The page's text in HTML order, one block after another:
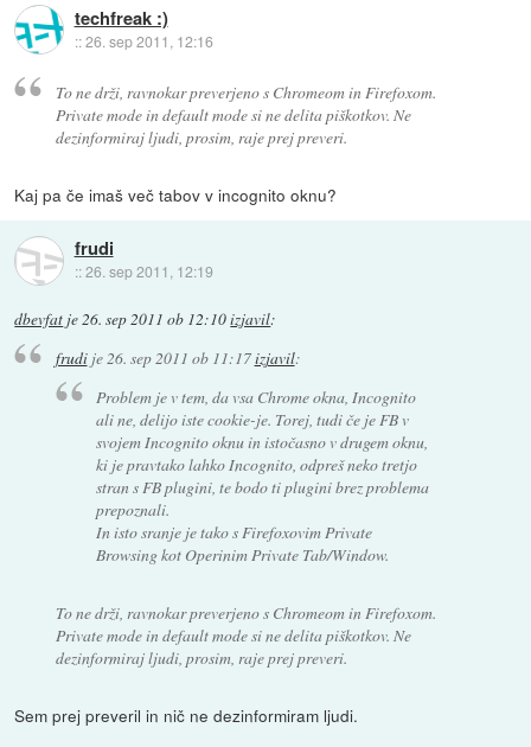
techfreak :)
::26. sep 2011, 12:16
To ne drži, ravnokar preverjeno s Chromeom in Firefoxom.
Private mode in default mode si ne delita piškotkov. Ne
dezinformiraj ljudi, prosim, raje prej preveri.
Kaj pa če imaš več tabov v incognito oknu?
frudi
::26. sep 2011, 12:19
dbevfat je26. sep 2011 ob 12:10izjavil:
frudije26. sep 2011 ob 11:17izjavil:
Problem je v tem, da vsa Chrome okna, Incognito
ali ne, delijo iste cookie-je. Torej, tudi če je FB v
svojem Incognito oknu in istočasno v drugem oknu,
ki je pravtako lahko Incognito, odpreš neko tretjo
stran s FB plugini, te bodo ti plugini brez problema
prepoznali.
In isto sranje je tako s Firefoxovim Private
Browsing kot Operinim Private Tab/Window.
To ne drži, ravnokar preverjeno s Chromeom in Firefoxom.
Private mode in default mode si ne delita piškotkov. Ne
dezinformiraj ljudi, prosim, raje prej preveri.
Sem prej preveril in nič ne dezinformiram ljudi.